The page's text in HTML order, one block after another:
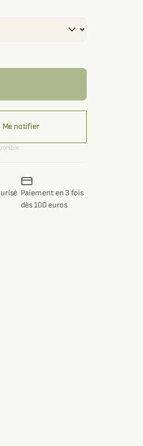
Me notifier
Paiement en 3 fois
dès 100 euros